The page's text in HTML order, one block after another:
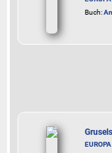
Buch:
EUROPA